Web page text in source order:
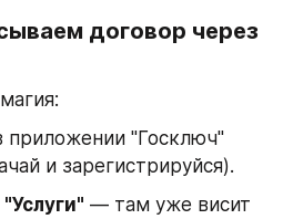
договор через
приложении "Госключ"
и зарегистрируйся).
"Услуги" — там уже висит